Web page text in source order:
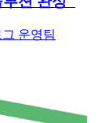
운영팀